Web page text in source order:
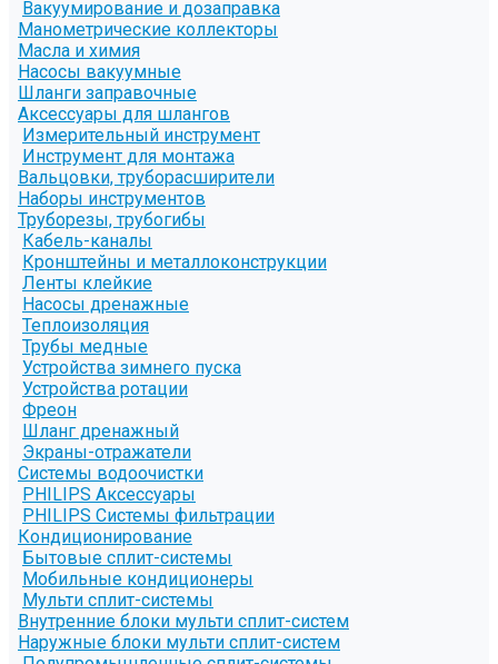
Вакуумирование и дозаправка
Манометрические коллекторы
Масла и химия
Насосы вакуумные
Шланги заправочные
Аксессуары для шлангов
Измерительный инструмент
Инструмент для монтажа
Вальцовки, труборасширители
Наборы инструментов
Труборезы, трубогибы
Кабель-каналы
Кронштейны и металлоконструкции
Ленты клейкие
Насосы дренажные
Теплоизоляция
Трубы медные
Устройства зимнего пуска
Устройства ротации
Фреон
Шланг дренажный
Экраны-отражатели
Системы водоочистки
PHILIPS Аксессуары
PHILIPS Системы фильтрации
Кондиционирование
Бытовые сплит-системы
Мобильные кондиционеры
Мульти сплит-системы
Внутренние блоки мульти сплит-систем
Наружные блоки мульти сплит-систем